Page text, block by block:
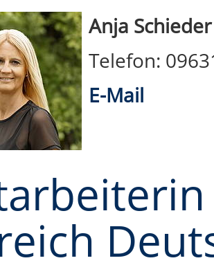
Anja Schieder
Telefon:
E-Mail